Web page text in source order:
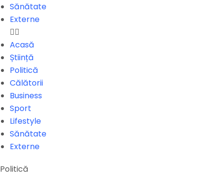
Sănătate
Externe
Acasă
Știință
Politică
Călătorii
Business
Sport
Lifestyle
Sănătate
Externe
Politică